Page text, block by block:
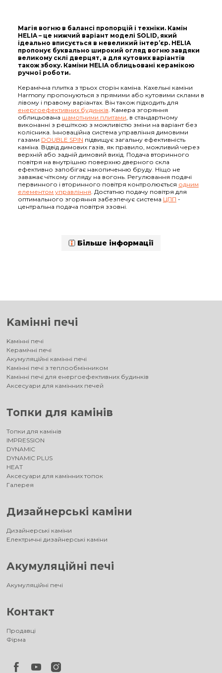
Магія вогню в балансі пропорцій і техніки. Камін
HELIA – це нижчий варіант моделі SOLID, який
ідеально вписується в невеликий інтер’єр. HELIA
пропонує буквально широкий огляд вогню завдяки
великому склі дверцят, а для кутових варіантів
також збоку. Каміни HELIA облицьовані керамікою
ручної роботи.
Керамічна плитка з трьох сторін каміна. Кахельні каміни
Harmony пропонуються з прямими або кутовими склами в
лівому і правому варіантах. Він також підходить для
енергоефективних будинків . Камера згоряння
облицьована шамотними плитами , в стандартному
виконанні з решіткою з можливістю зміни на варіант без
колісника. Інноваційна система управління димовими
газами DOUBLE SPIN підвищує загальну ефективність
каміна. Відвід димових газів, як правило, можливий через
верхній або задній димовий вихід. Подача вторинного
повітря на внутрішню поверхню дверного скла
ефективно запобігає накопиченню бруду. Ніщо не
заважає чіткому огляду на вогонь. Регулювання подачі
первинного і вторинного повітря контролюється одним
елементом управління . Достатню подачу повітря для
оптимального згоряння забезпечує система ЦПП -
центральна подача повітря ззовні.
Більше інформації
Kамінні печі
Kамінні печі
Керамічні печі
Акумуляційні камінні печі
Камінні печі з теплообмінником
Камінні печі для енергоефективних будинків
Аксесуари для камінних печей
Топки для камінів
Топки для камінів
IMPRESSION
DYNAMIC
DYNAMIC PLUS
HEAT
Аксесуари для камінних топок
Галерея
Дизайнерські каміни
Дизайнерські каміни
Електричні дизайнерські каміни
Акумуляційні печі
Акумуляційні печі
Контакт
Продавці
Фірма